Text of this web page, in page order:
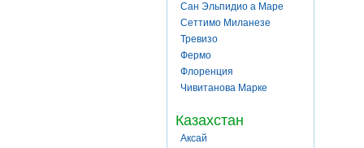
Сан Эльпидио а Маре
Сеттимо Миланезе
Тревизо
Фермо
Флоренция
Чивитанова Марке
Казахстан
Аксай